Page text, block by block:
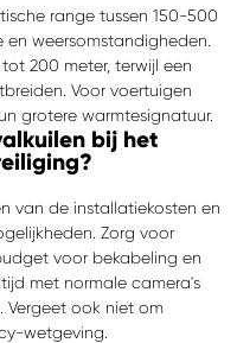
range tussen 150-500
weersomstandigheden.
200 meter, terwijl een
Voor voertuigen
grotere warmtesignatuur.
bij het
van de installatiekosten en
Zorg voor
voor bekabeling en
met normale camera's
Vergeet ook niet om
wetgeving.